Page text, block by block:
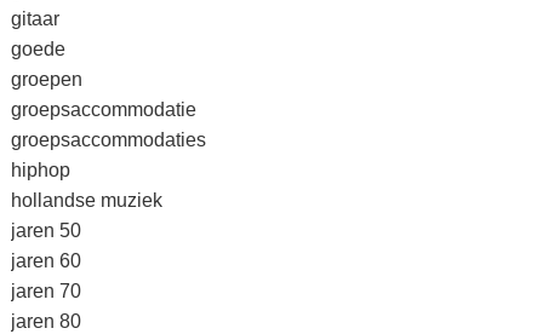
gitaar
goede
groepen
groepsaccommodatie
groepsaccommodaties
hiphop
hollandse muziek
jaren 50
jaren 60
jaren 70
jaren 80